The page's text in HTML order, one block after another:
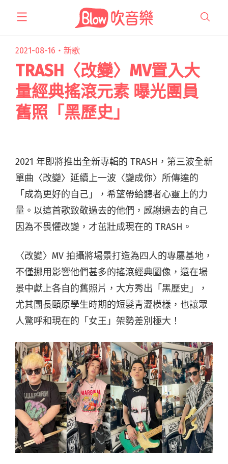
2021-08-16・ 新歌
TRASH〈改變〉MV置入大
量經典搖滾元素 曝光團員
舊照「黑歷史」
2021 年即將推出全新專輯的 TRASH，第三波全新
單曲〈改變〉延續上一波〈變成你〉所傳達的
「成為更好的自己」，希望帶給聽者心靈上的力
量。以這首歌致敬過去的他們，感謝過去的自己
因為不畏懼改變，才茁壯成現在的 TRASH。
〈改變〉MV 拍攝將場景打造為四人的專屬基地，
不僅挪用影響他們甚多的搖滾經典圖像，還在場
景中獻上各自的舊照片，大方秀出「黑歷史」，
尤其團長頤原學生時期的短髮青澀模樣，也讓眾
人驚呼和現在的「女王」架勢差別極大！